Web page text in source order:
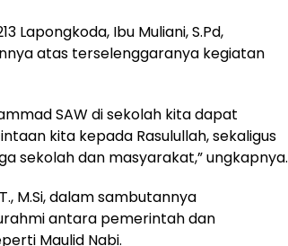
Lapongkoda, Ibu Muliani, S.Pd,
atas terselenggaranya kegiatan
SAW di sekolah kita dapat
kita kepada Rasulullah, sekaligus
sekolah dan masyarakat,” ungkapnya.
M.Si, dalam sambutannya
antara pemerintah dan
Maulid Nabi.